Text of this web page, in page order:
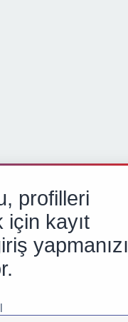
profilleri
için kayıt
yapmanızı